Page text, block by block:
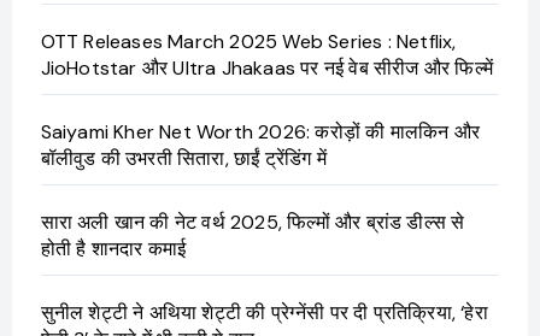
OTT Releases March 2025 Web Series : Netflix,
JioHotstar और Ultra Jhakaas पर नई वेब सीरीज और फिल्में
Saiyami Kher Net Worth 2026: करोड़ों की मालकिन और
बॉलीवुड की उभरती सितारा, छाईं ट्रेंडिंग में
सारा अली खान की नेट वर्थ 2025, फिल्मों और ब्रांड डील्स से
होती है शानदार कमाई
सुनील शेट्टी ने अथिया शेट्टी की प्रेग्नेंसी पर दी प्रतिक्रिया, ‘हेरा